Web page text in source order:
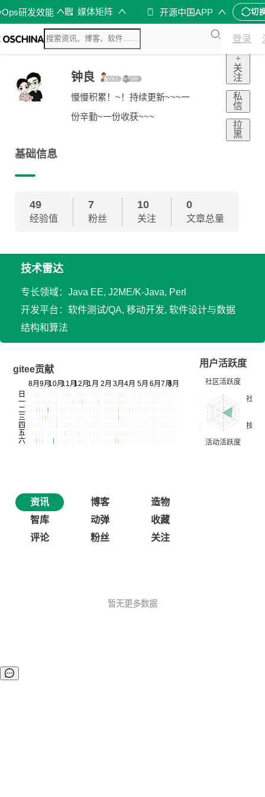
研发效能 媒体矩阵 开源中国APP 切
登录
钟良
慢慢积累！~！持续更新~~~一
份辛勤~一份收获~~~
+
关
注
私
信
拉
黑
基础信息
49
经验值
7
粉丝
10
关注
0
文章总量
技术雷达
专长领域：Java EE, J2ME/K-Java, Perl
开发平台：软件测试/QA, 移动开发, 软件设计与数据
结构和算法
gitee贡献
用户活跃度
资讯 博客
造物
智库
动弹
收藏
评论
粉丝 关注
暂无更多数据